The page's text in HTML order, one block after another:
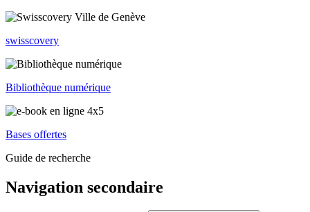
swisscovery
Bibliothèque numérique
Bases offertes
Guide de recherche
Navigation secondaire